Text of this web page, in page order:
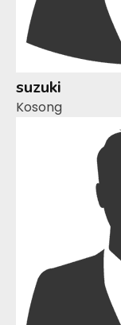
suzuki
Kosong